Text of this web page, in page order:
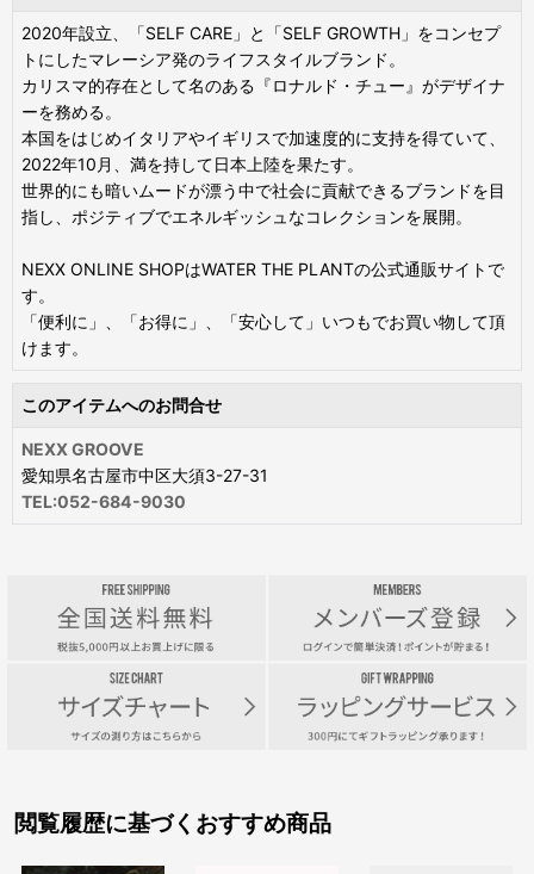
2020年設立、「SELF CARE」と「SELF GROWTH」をコンセプ
トにしたマレーシア発のライフスタイルブランド。
カリスマ的存在として名のある『ロナルド・チュー』がデザイナ
ーを務める。
本国をはじめイタリアやイギリスで加速度的に支持を得ていて、
2022年10月、満を持して日本上陸を果たす。
世界的にも暗いムードが漂う中で社会に貢献できるブランドを目
指し、ポジティブでエネルギッシュなコレクションを展開。
NEXX ONLINE SHOPはWATER THE PLANTの公式通販サイトで
す。
「便利に」、「お得に」、「安心して」いつもでお買い物して頂
けます。
このアイテムへのお問合せ
NEXX GROOVE
愛知県名古屋市中区大須3-27-31
TEL:052-684-9030
閲覧履歴に基づくおすすめ商品